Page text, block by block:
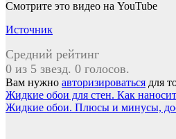
Смотрите это видео на YouTube
Источник
Средний рейтинг
0 из 5 звезд. 0 голосов.
Вам нужно авторизироваться для
Навигация
по
Жидкие обои для стен. Как
Жидкие обои. Плюсы и минусы,